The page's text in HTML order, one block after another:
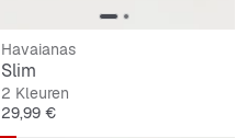
Havaianas
Slim
2 Kleuren
Prijs
29,99 €